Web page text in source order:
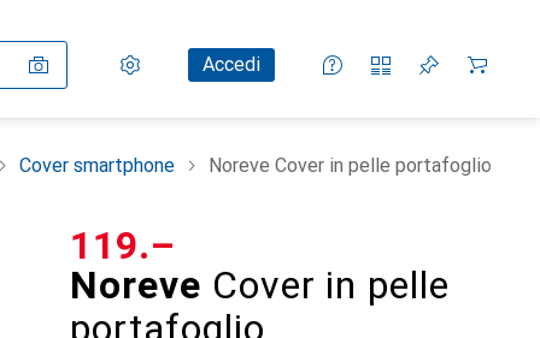
Impostazioni
Conto clienteAccedi
Liste di confronto
Liste dei desideri
Carrello
Cover smartphone Noreve Cover in pelle portafoglio
Noreve Cover in pelle
portafoglio
CHF
119.–